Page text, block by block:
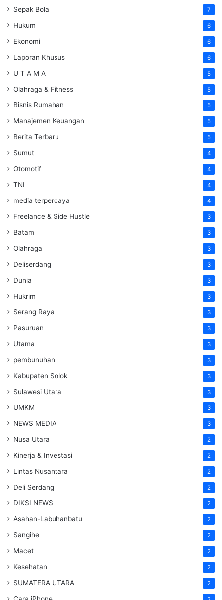
Sepak Bola 7
Hukum 6
Ekonomi 6
Laporan Khusus 6
U T A M A 5
Olahraga & Fitness 5
Bisnis Rumahan 5
Manajemen Keuangan 5
Berita Terbaru 5
Sumut 4
Otomotif 4
TNI 4
media terpercaya 4
Freelance & Side Hustle 3
Batam 3
Olahraga 3
Deliserdang 3
Dunia 3
Hukrim 3
Serang Raya 3
Pasuruan 3
Utama 3
pembunuhan 3
Kabupaten Solok 3
Sulawesi Utara 3
UMKM 3
NEWS MEDIA 3
Nusa Utara 2
Kinerja & Investasi 2
Lintas Nusantara 2
Deli Serdang 2
DIKSI NEWS 2
Asahan-Labuhanbatu 2
Sangihe 2
Macet 2
Kesehatan 2
SUMATERA UTARA 2
Cara iPhone